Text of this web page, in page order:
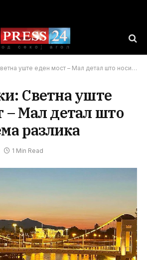
уште еден мост – Мал детал што носи голема разлика
Светна уште
– Мал детал што
разлика
1 Min Read